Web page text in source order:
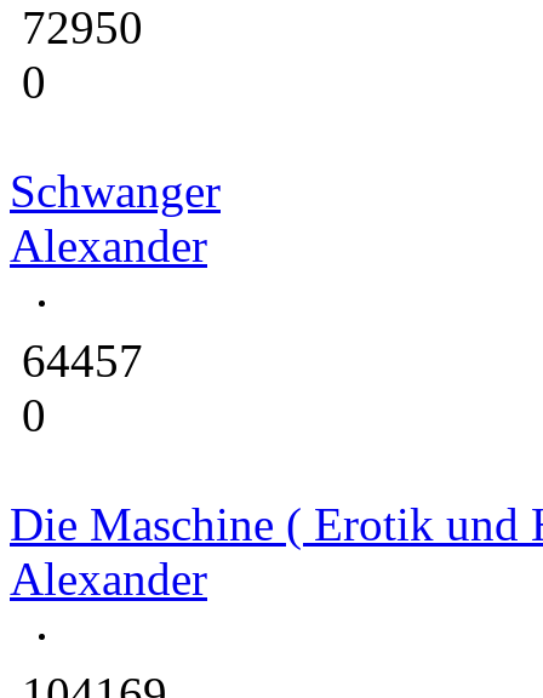
72950
0
Schwanger
Alexander
64457
0
Die Maschine ( Erotik und
Alexander